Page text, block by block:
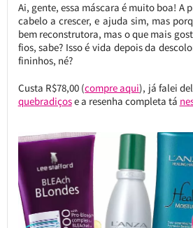
Ai, gente, essa máscara é muito boa! A
cabelo a crescer, e ajuda sim, mas
bem reconstrutora, mas o que mais
fios, sabe? Isso é vida depois da
fininhos, né?
Custa R$78,00 (compre aqui), já falei
quebradiçose a resenha completa tá